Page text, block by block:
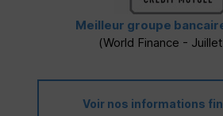
Meilleur groupe
(World Finance -
Voir nos informations